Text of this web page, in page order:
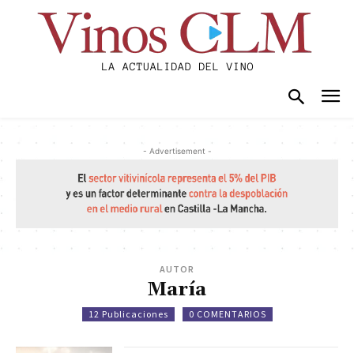
- Advertisement -
AUTOR
María
12 Publicaciones 0 COMENTARIOS